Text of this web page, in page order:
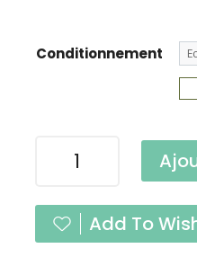
Conditionnement
Naturel
Fingering
Add To